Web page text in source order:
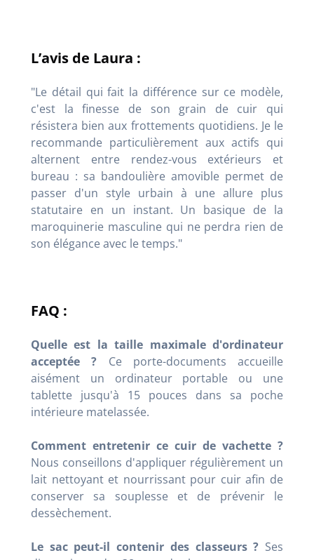
L’avis de Laura :
"Le détail qui fait la différence sur ce modèle,
c'est la finesse de son grain de cuir qui
résistera bien aux frottements quotidiens. Je le
recommande particulièrement aux actifs qui
alternent entre rendez-vous extérieurs et
bureau : sa bandoulière amovible permet de
passer d'un style urbain à une allure plus
statutaire en un instant. Un basique de la
maroquinerie masculine qui ne perdra rien de
son élégance avec le temps."
FAQ :
Quelle est la taille maximale d'ordinateur
acceptée ? Ce porte-documents accueille
aisément un ordinateur portable ou une
tablette jusqu'à 15 pouces dans sa poche
intérieure matelassée.
Comment entretenir ce cuir de vachette ?
Nous conseillons d'appliquer régulièrement un
lait nettoyant et nourrissant pour cuir afin de
conserver sa souplesse et de prévenir le
dessèchement.
Le sac peut-il contenir des classeurs ? Ses